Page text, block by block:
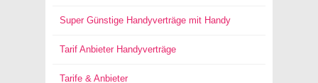
Super Günstige Handyverträge mit Handy
Tarif Anbieter Handyverträge
Tarife & Anbieter